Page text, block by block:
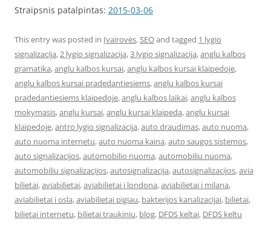
Straipsnis patalpintas: 2015-03-06
This entry was posted in Įvairovės,SEOand tagged 1 lygio
signalizacija,2 lygio signalizacija,3 lygio signalizacija,anglu kalbos
gramatika,anglu kalbos kursai,anglu kalbos kursai klaipedoje,
anglu kalbos kursai pradedantiesiems,anglu kalbos kursai
pradedantiesiems klaipedoje,anglu kalbos laikai,anglu kalbos
mokymasis,anglu kursai,anglu kursai klaipeda,anglu kursai
klaipedoje,antro lygio signalizacija,auto draudimas,auto nuoma,
auto nuoma internetu,auto nuoma kaina,auto saugos sistemos,
auto signalizacijos,automobilio nuoma,automobiliu nuoma,
automobiliu signalizacijos,autosignalizacija,autosignalizacijos,avia
bilietai,aviabilietai,aviabilietai i londona,aviabilietai i milana,
aviabilietai i osla,aviabilietai pigiau, bakterijos kanalizacijai, bilietai,
bilietai internetu, bilietai traukiniu, blog, DFDS keltai, DFDS keltu